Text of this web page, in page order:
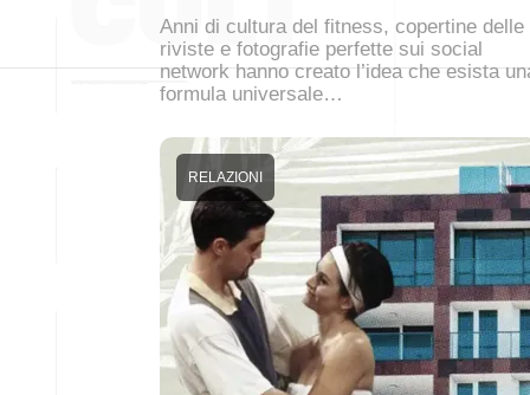
Anni di cultura del fitness, copertine delle
riviste e fotografie perfette sui social
network hanno creato l’idea che esista
formula universale…
RELAZIONI